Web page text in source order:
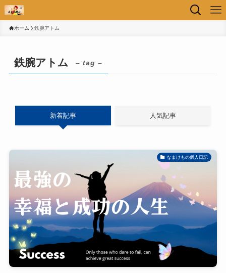
ホーム 鉄腕アトム
鉄腕アトム – tag –
新着記事 人気記事
なまけもの個人日記